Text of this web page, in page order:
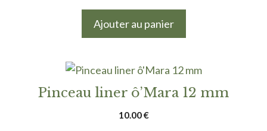
Ajouter au panier
Pinceau liner ô’Mara 12 mm
10.00€